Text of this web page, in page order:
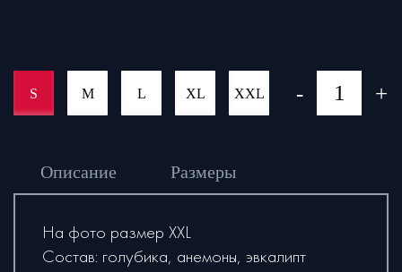
S M L XL XXL - +
Описание Размеры
На фото размер XXL
Состав: голубика, анемоны, эвкалипт